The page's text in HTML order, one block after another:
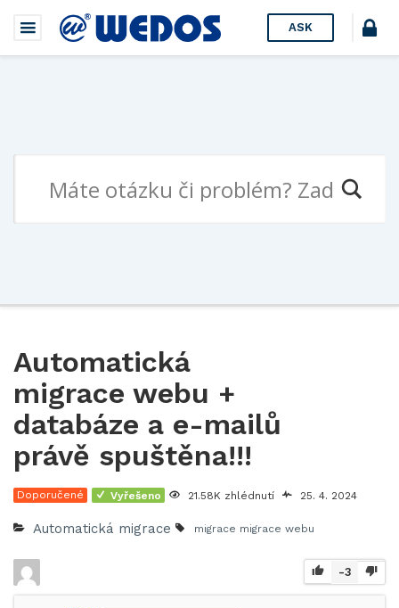
ASK
Automatická
migrace webu +
databáze a e-mailů
právě spuštěna!!!
Doporučené Vyřešeno 21.58K zhlédnutí 25. 4. 2024
Automatická migrace migrace migrace webu
-3